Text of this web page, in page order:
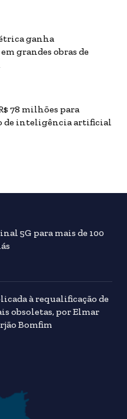
ganha
grandes obras de
78 milhões para
de inteligência artificial
5G para mais de 100
à requalificação de
obsoletas, por Elmar
Bomfim